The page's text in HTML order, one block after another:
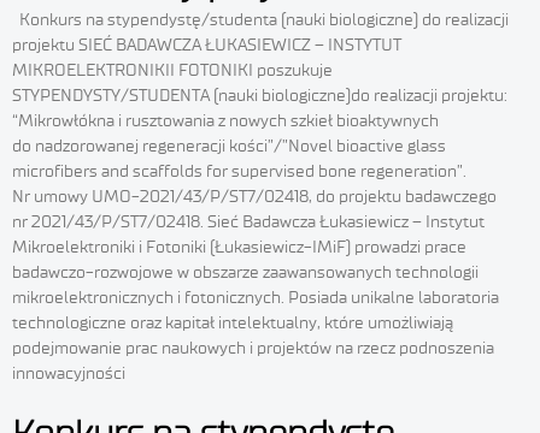
Konkurs na stypendystę/studenta (nauki biologiczne) do realizacji
projektu SIEĆ BADAWCZA ŁUKASIEWICZ – INSTYTUT
MIKROELEKTRONIKII FOTONIKI poszukuje
STYPENDYSTY/STUDENTA (nauki biologiczne)do realizacji projektu:
“Mikrowłókna i rusztowania z nowych szkieł bioaktywnych
do nadzorowanej regeneracji kości”/”Novel bioactive glass
microfibers and scaffolds for supervised bone regeneration”.
Nr umowy UMO-2021/43/P/ST7/02418, do projektu badawczego
nr 2021/43/P/ST7/02418. Sieć Badawcza Łukasiewicz – Instytut
Mikroelektroniki i Fotoniki (Łukasiewicz-IMiF) prowadzi prace
badawczo-rozwojowe w obszarze zaawansowanych technologii
mikroelektronicznych i fotonicznych. Posiada unikalne laboratoria
technologiczne oraz kapitał intelektualny, które umożliwiają
podejmowanie prac naukowych i projektów na rzecz podnoszenia
innowacyjności